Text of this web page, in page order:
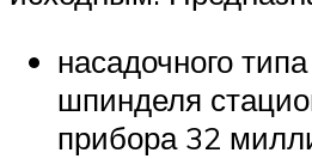
насадочного
шпинделя
прибора 32